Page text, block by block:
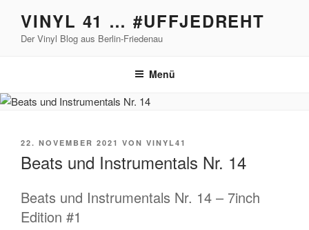
Inhalt
springen
VINYL 41 … #UFFJEDREHT
Der Vinyl Blog aus Berlin-Friedenau
Menü
VERÖFFENTLICHT
22. NOVEMBER 2021 VON VINYL41
Beats und Instrumentals Nr. 14
Beats und Instrumentals Nr. 14 – 7inch
Edition #1